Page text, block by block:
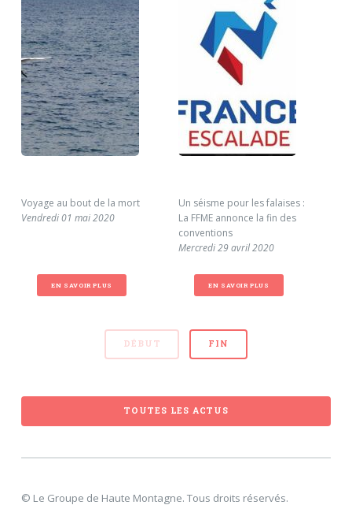
Voyage au bout de la mort
Vendredi 01 mai 2020
EN SAVOIR PLUS
Un séisme pour les falaises :
La FFME annonce la fin des
conventions
Mercredi 29 avril 2020
EN SAVOIR PLUS
DÉBUT FIN
TOUTES LES ACTUS
© Le Groupe de Haute Montagne. Tous droits réservés.